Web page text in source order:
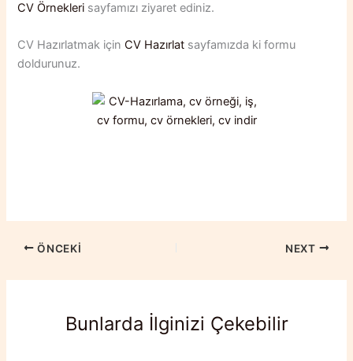
CV Örnekleri sayfamızı ziyaret ediniz.
CV Hazırlatmak içinCV Hazırlat sayfamızda ki formu
doldurunuz.
ÖNCEKI NEXT
Bunlarda İlginizi Çekebilir